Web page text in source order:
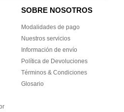
SOBRE NOSOTROS
Modalidades de pago
Nuestros servicios
Información de envío
Política de Devoluciones
Términos & Condiciones
Glosario